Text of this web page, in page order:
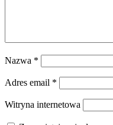
Nazwa *
Adres email *
Witryna internetowa